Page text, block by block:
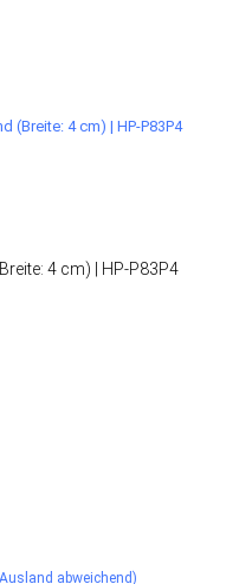
4 cm) | HP-P83P4
abweichend)